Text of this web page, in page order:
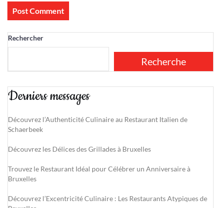
Rechercher
Recherche
Derniers messages
Découvrez l’Authenticité Culinaire au Restaurant Italien de
Schaerbeek
Découvrez les Délices des Grillades à Bruxelles
Trouvez le Restaurant Idéal pour Célébrer un Anniversaire à
Bruxelles
Découvrez l’Excentricité Culinaire : Les Restaurants Atypiques de